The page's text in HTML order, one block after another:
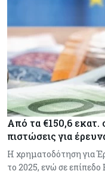
Από τα €150,6 εκατ.
πιστώσεις για
Η χρηματοδότηση για
το 2025, ενώ σε επίπεδο